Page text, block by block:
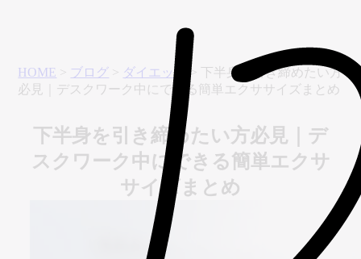
HOME > ブログ > ダイエット > 下半身を引き締めたい方
必見｜デスクワーク中にできる簡単エクササイズまとめ
下半身を引き締めたい方必見｜デ
スクワーク中にできる簡単エクサ
サイズまとめ